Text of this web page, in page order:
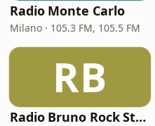
Radio Monte Carlo
Milano · 105.3 FM, 105.5 FM
RB
Radio Bruno Rock Station